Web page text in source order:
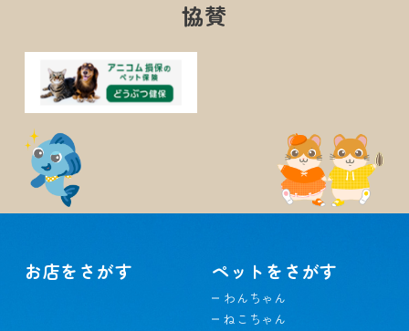
協賛
お店をさがす ペットをさがす
わんちゃん
ねこちゃん